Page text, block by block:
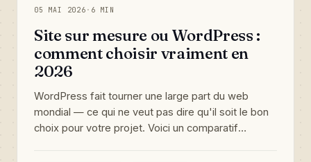
05 MAI 2026 · 6 MIN
Site sur mesure ou WordPress :
comment choisir vraiment en
2026
WordPress fait tourner une large part du web
mondial — ce qui ne veut pas dire qu'il soit le bon
choix pour votre projet. Voici un comparatif